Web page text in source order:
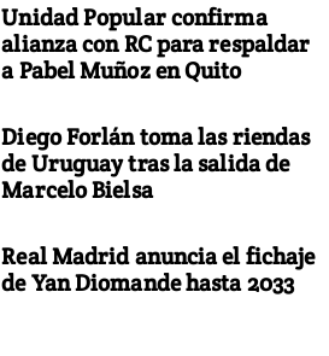
Unidad Popular confirma
alianza con RC para respaldar
a Pabel Muñoz en Quito
Diego Forlán toma las riendas
de Uruguay tras la salida de
Marcelo Bielsa
Real Madrid anuncia el fichaje
de Yan Diomande hasta 2033